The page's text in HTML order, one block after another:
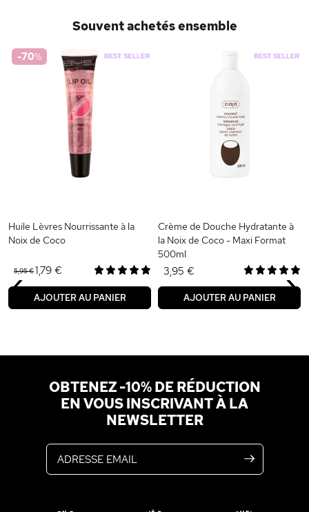
Souvent achetés ensemble
-70%
Huile Lèvres Nourrissante à la
Noix de Coco
5,95 €1,79 €
AJOUTER AU PANIER
Crème de Douche Hydratante à
la Noix de Coco - Maxi Format
500ml
3,95 €
AJOUTER AU PANIER
‹ ›
OBTENEZ -10% DE RÉDUCTION
EN VOUS INSCRIVANT À LA
NEWSLETTER